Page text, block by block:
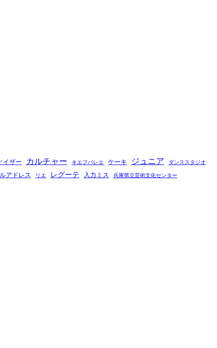
イザー カルチャー キエフバレエ ケーキ ジュニア ダンススタジオ
アドレス リエ レグーテ 入力ミス 兵庫県立芸術文化センター